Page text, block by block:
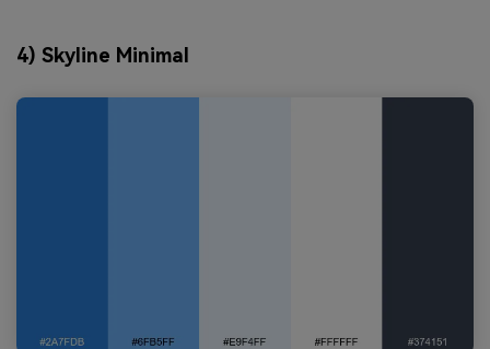
4) Skyline Minimal